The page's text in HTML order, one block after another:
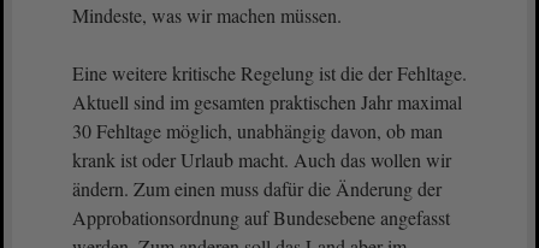
Mindeste, was wir machen müssen.
Eine weitere kritische Regelung ist die der Fehltage.
Aktuell sind im gesamten praktischen Jahr maximal
30 Fehltage möglich, unabhängig davon, ob man
krank ist oder Urlaub macht. Auch das wollen wir
ändern. Zum einen muss dafür die Änderung der
Approbationsordnung auf Bundesebene angefasst